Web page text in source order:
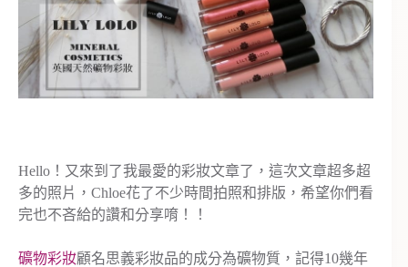
Hello！又來到了我最愛的彩妝文章了，這次文章超多超
多的照片，Chloe花了不少時間拍照和排版，希望你們看
完也不吝給的讚和分享唷！！
礦物彩妝顧名思義彩妝品的成分為礦物質，記得10幾年